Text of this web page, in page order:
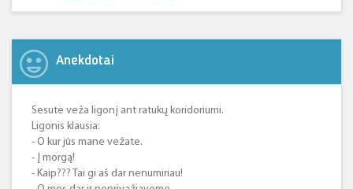
Anekdotai
Sesutė veža ligonį ant ratukų koridoriumi.
Ligonis klausia:
- O kur jūs mane vežate.
- Į morgą!
- Kaip??? Tai gi aš dar nenumiriau!